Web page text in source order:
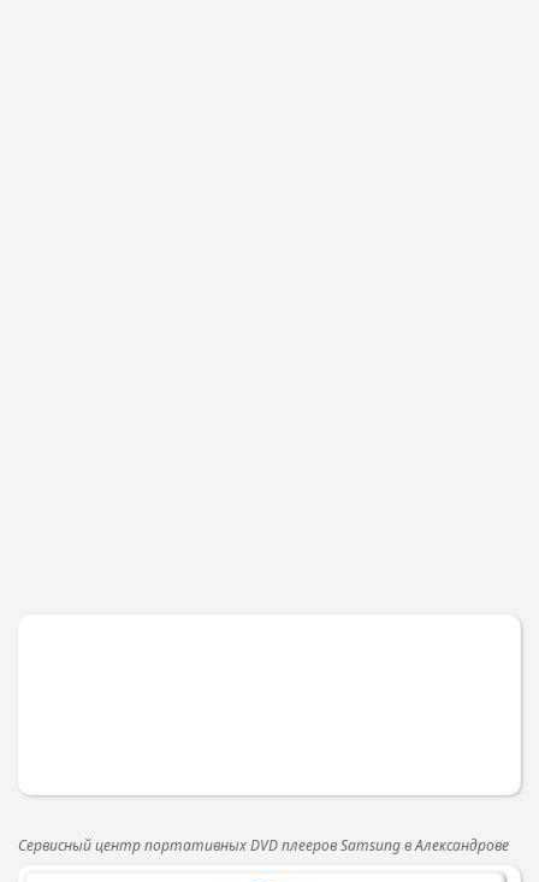
Сервисный центр портативных DVD плееров Samsung в Александрове